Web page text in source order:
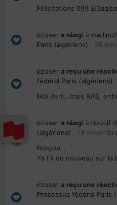
Félicitations !!!!!!
dzuser a réagi à
Paris (algériens)
28
dzuser a reçu une
fédéral Paris (algériens)
Moi Avril...mais RAS,
dzuser a réagi à rloucif
(algériens)
19
Bonjour ,
Ya t'il du nouveau sur la
dzuser a reçu une
Processus fédéral Paris